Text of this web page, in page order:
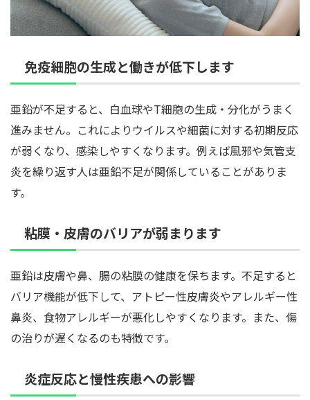
免疫細胞の生成と働きが低下します
亜鉛が不足すると、白血球やT細胞の生成・分化がうまく
進みません。これによりウイルスや細菌に対する初期反応
が弱くなり、感染しやすくなります。例えば風邪や気管支
炎を繰り返す人は亜鉛不足が関係していることがありま
す。
粘膜・皮膚のバリアが弱まります
亜鉛は皮膚や鼻、腸の粘膜の健康を保ちます。不足すると
バリア機能が低下して、アトピー性皮膚炎やアレルギー性
鼻炎、食物アレルギーが悪化しやすくなります。また、傷
の治りが遅くなるのも特徴です。
炎症反応と慢性疾患への影響